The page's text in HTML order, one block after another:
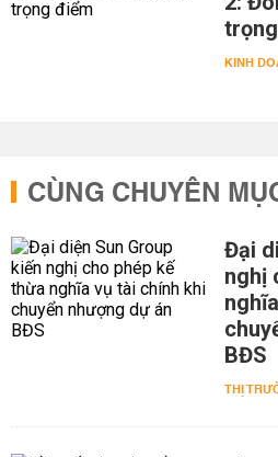
KINH
CÙNG CHUYÊN
Đại
nghị
BĐS
THỊ